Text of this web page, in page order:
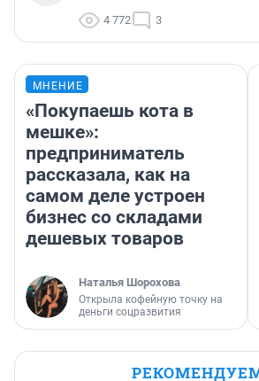
4 772 3
МНЕНИЕ
«Покупаешь кота в
мешке»:
предприниматель
рассказала, как на
самом деле устроен
бизнес со складами
дешевых товаров
Наталья Шорохова
Открыла кофейную точку на
деньги соцразвития